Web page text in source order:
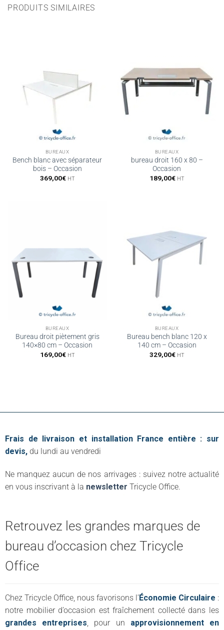
PRODUITS SIMILAIRES
BUREAUX
Bench blanc avec séparateur
bois – Occasion
369,00€ HT
BUREAUX
bureau droit 160 x 80 –
Occasion
189,00€ HT
BUREAUX
Bureau droit piètement gris
140×80 cm – Occasion
169,00€ HT
BUREAUX
Bureau bench blanc 120 x
140 cm – Occasion
329,00€ HT
Frais de livraison et installation France entière : sur
devis, du lundi au vendredi
Ne manquez aucun de nos arrivages : suivez notre actualité
en vous inscrivant à la newsletter Tricycle Office.
Retrouvez les grandes marques de
bureau d’occasion chez Tricycle
Office
Chez Tricycle Office, nous favorisons l’Économie Circulaire :
notre mobilier d’occasion est fraîchement collecté dans les
grandes entreprises, pour un approvisionnement en